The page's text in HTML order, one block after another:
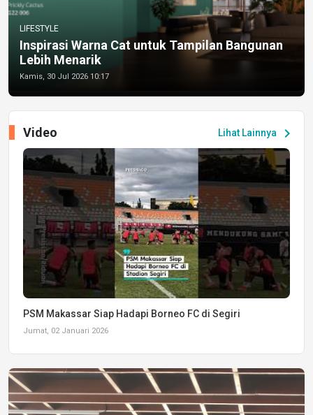
LIFESTYLE
Inspirasi Warna Cat untuk Tampilan Bangunan
Lebih Menarik
Kamis, 30 Jul 2026 10:17
Lihat Lainnya chevron_right
Video
PSM Makassar Siap Hadapi Borneo FC di Segiri
Jumat, 02 Januari 2026